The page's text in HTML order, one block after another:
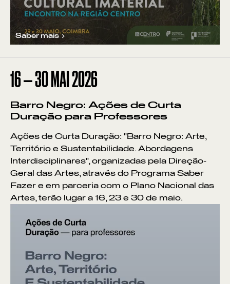
Saber mais
16—30 MAI 2026
Barro Negro: Ações de Curta
Duração para Professores
Ações de Curta Duração: "Barro Negro: Arte,
Território e Sustentabilidade. Abordagens
Interdisciplinares", organizadas pela Direção-
Geral das Artes, através do Programa Saber
Fazer e em parceria com o Plano Nacional das
Artes, terão lugar a 16, 23 e 30 de maio.